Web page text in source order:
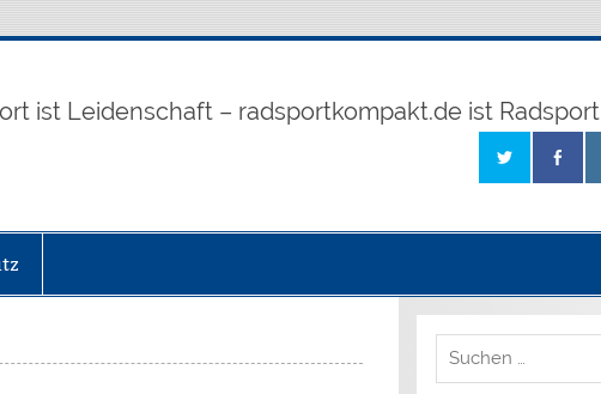
ist Leidenschaft – radsportkompakt.de ist Radsport